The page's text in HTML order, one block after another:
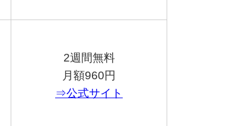
2週間無料
月額960円
⇒公式サイト